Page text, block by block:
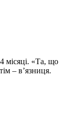
місяці. «Та, що
– в’язниця.